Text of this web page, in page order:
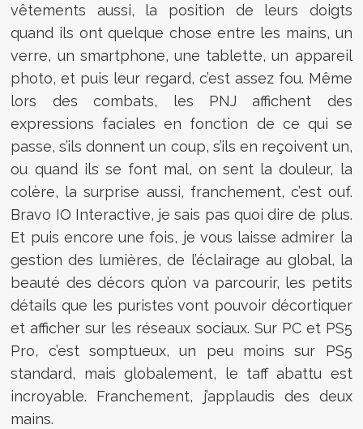
vêtements aussi, la position de leurs doigts
quand ils ont quelque chose entre les mains, un
verre, un smartphone, une tablette, un appareil
photo, et puis leur regard, c’est assez fou. Même
lors des combats, les PNJ affichent des
expressions faciales en fonction de ce qui se
passe, s’ils donnent un coup, s’ils en reçoivent un,
ou quand ils se font mal, on sent la douleur, la
colère, la surprise aussi, franchement, c’est ouf.
Bravo IO Interactive, je sais pas quoi dire de plus.
Et puis encore une fois, je vous laisse admirer la
gestion des lumières, de l’éclairage au global, la
beauté des décors qu’on va parcourir, les petits
détails que les puristes vont pouvoir décortiquer
et afficher sur les réseaux sociaux. Sur PC et PS5
Pro, c’est somptueux, un peu moins sur PS5
standard, mais globalement, le taff abattu est
incroyable. Franchement, j’applaudis des deux
mains.